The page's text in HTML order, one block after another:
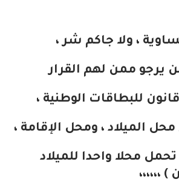
، ولا جاكم شر ،
يرجو ممن لهم القرار
للبطاقات الوطنية ،
محل الميلاد ، ومحل الإقامة ،
محلا واحدا للميلاد
،،،،،،